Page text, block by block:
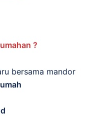
?
bersama mandor